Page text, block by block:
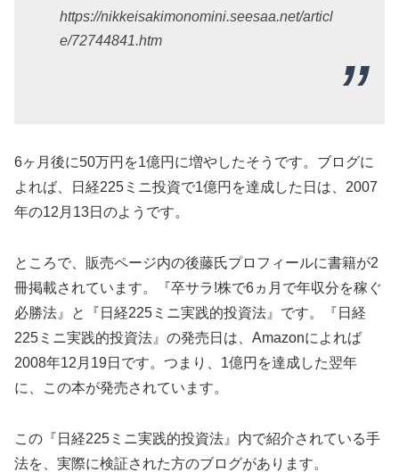
https://nikkeisakimonomini.seesaa.net/articl
e/72744841.htm
6ヶ月後に50万円を1億円に増やしたそうです。ブログに
よれば、日経225ミニ投資で1億円を達成した日は、2007
年の12月13日のようです。
ところで、販売ページ内の後藤氏プロフィールに書籍が2
冊掲載されています。『卒サラ!株で6ヵ月で年収分を稼ぐ
必勝法』と『日経225ミニ実践的投資法』です。『日経
225ミニ実践的投資法』の発売日は、Amazonによれば
2008年12月19日です。つまり、1億円を達成した翌年
に、この本が発売されています。
この『日経225ミニ実践的投資法』内で紹介されている手
法を、実際に検証された方のブログがあります。